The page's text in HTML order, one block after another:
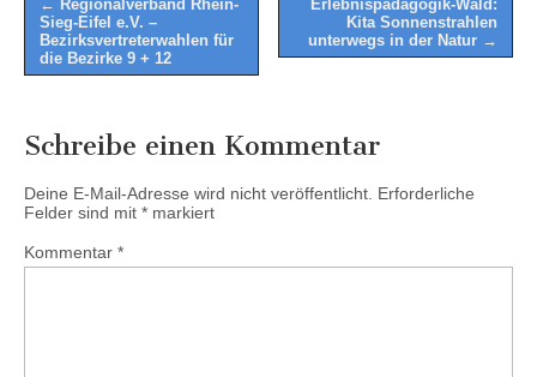
navigation
← Regionalverband Rhein-
Sieg-Eifel e.V. –
Bezirksvertreterwahlen für
die Bezirke 9 + 12
Erlebnispädagogik-Wald:
Kita Sonnenstrahlen
unterwegs in der Natur →
Schreibe einen Kommentar
Deine E-Mail-Adresse wird nicht veröffentlicht. Erforderliche
Felder sind mit * markiert
Kommentar *